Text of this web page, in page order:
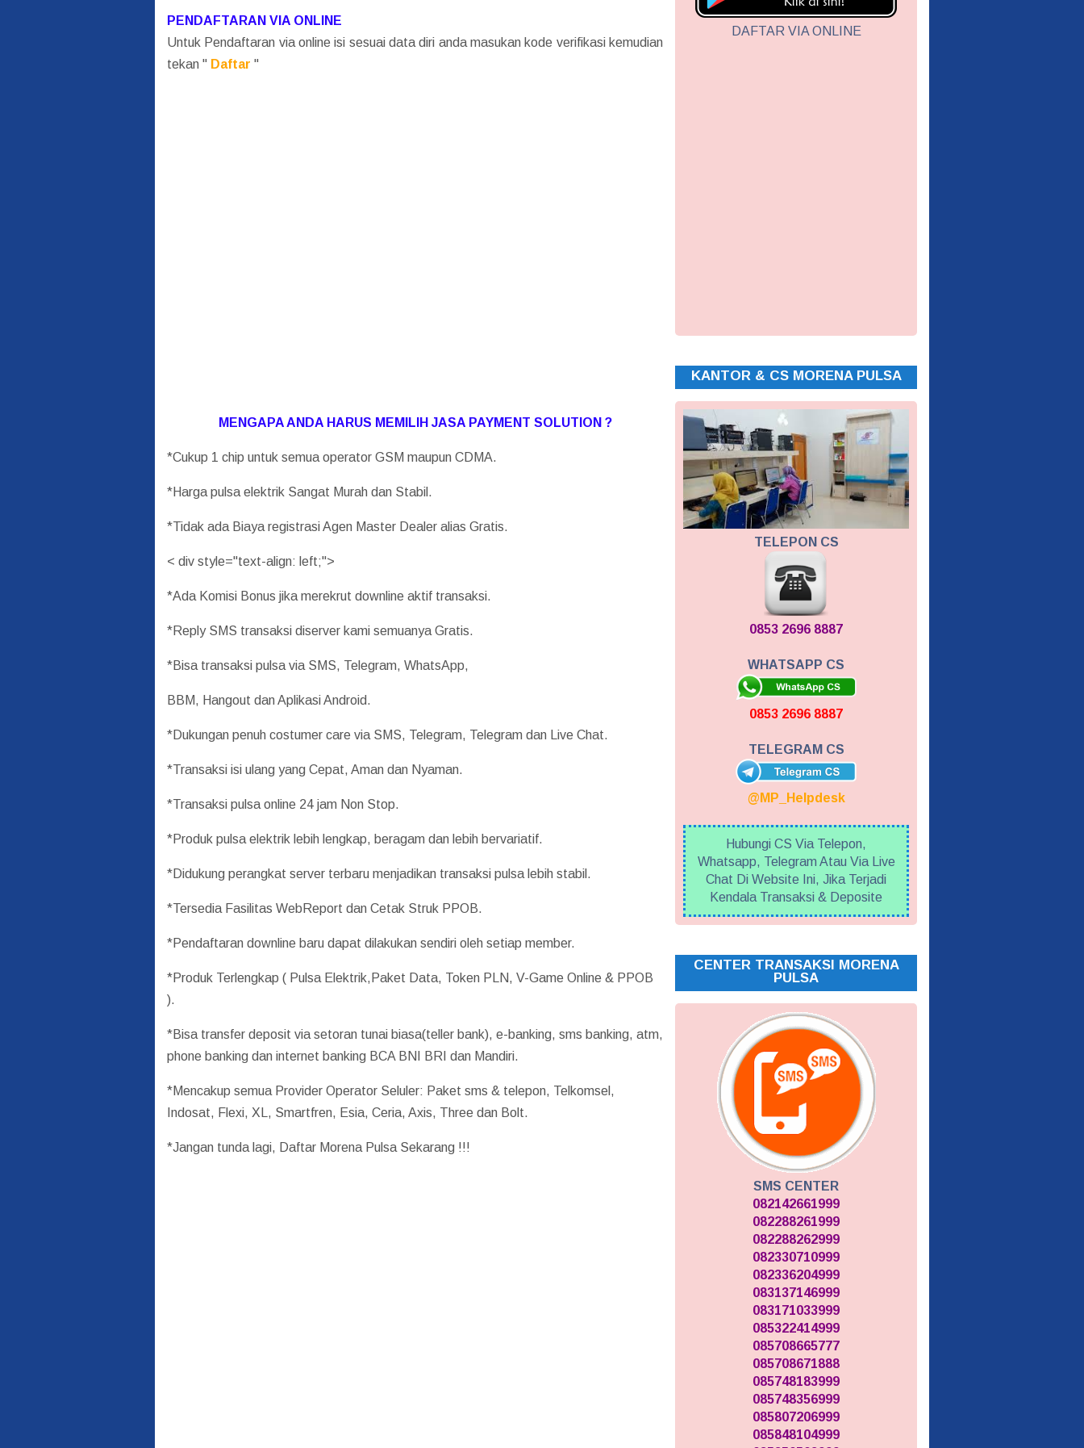
PENDAFTARAN VIA ONLINE
Untuk Pendaftaran via online isi sesuai data diri anda masukan kode verifikasi kemudian
tekan " Daftar "
MENGAPA ANDA HARUS MEMILIH JASA PAYMENT SOLUTION ?
*Cukup 1 chip untuk semua operator GSM maupun CDMA.
*Harga pulsa elektrik Sangat Murah dan Stabil.
*Tidak ada Biaya registrasi Agen Master Dealer alias Gratis.
< div style="text-align: left;">
*Ada Komisi Bonus jika merekrut downline aktif transaksi.
*Reply SMS transaksi diserver kami semuanya Gratis.
*Bisa transaksi pulsa via SMS, Telegram, WhatsApp,
BBM, Hangout dan Aplikasi Android.
*Dukungan penuh costumer care via SMS, Telegram, Telegram dan Live Chat.
*Transaksi isi ulang yang Cepat, Aman dan Nyaman.
*Transaksi pulsa online 24 jam Non Stop.
*Produk pulsa elektrik lebih lengkap, beragam dan lebih bervariatif.
*Didukung perangkat server terbaru menjadikan transaksi pulsa lebih stabil.
*Tersedia Fasilitas WebReport dan Cetak Struk PPOB.
*Pendaftaran downline baru dapat dilakukan sendiri oleh setiap member.
*Produk Terlengkap ( Pulsa Elektrik,Paket Data, Token PLN, V-Game Online & PPOB
).
*Bisa transfer deposit via setoran tunai biasa(teller bank), e-banking, sms banking, atm,
phone banking dan internet banking BCA BNI BRI dan Mandiri.
*Mencakup semua Provider Operator Seluler: Paket sms & telepon, Telkomsel,
Indosat, Flexi, XL, Smartfren, Esia, Ceria, Axis, Three dan Bolt.
*Jangan tunda lagi, Daftar Morena Pulsa Sekarang !!!
DAFTAR VIA ONLINE
KANTOR & CS MORENA PULSA
TELEPON CS
0853 2696 8887
WHATSAPP CS
0853 2696 8887
TELEGRAM CS
@MP_Helpdesk
Hubungi CS Via Telepon,
Whatsapp, Telegram Atau Via Live
Chat Di Website Ini, Jika Terjadi
Kendala Transaksi & Deposite
CENTER TRANSAKSI MORENA
PULSA
SMS CENTER
082142661999
082288261999
082288262999
082330710999
082336204999
083137146999
083171033999
085322414999
085708665777
085708671888
085748183999
085748356999
085807206999
085848104999